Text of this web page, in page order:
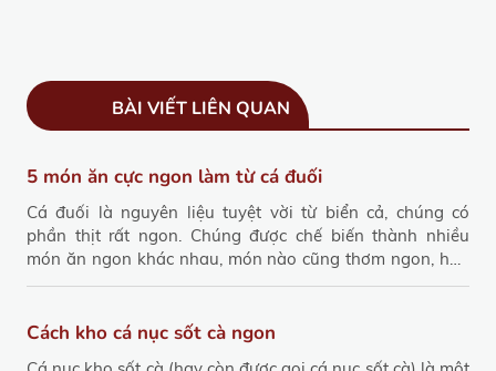
BÀI VIẾT LIÊN QUAN
5 món ăn cực ngon làm từ cá đuối
Cá đuối là nguyên liệu tuyệt vời từ biển cả, chúng có
phần thịt rất ngon. Chúng được chế biến thành nhiều
món ăn ngon khác nhau, món nào cũng thơm ngon, hấp
dẫn. Vậy thì làm cách nào để nấu được một món ăn ngon
Cách kho cá nục sốt cà ngon